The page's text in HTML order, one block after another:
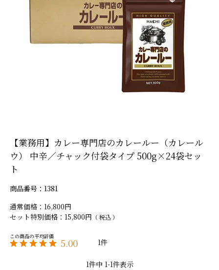
【業務用】カレー専門店のカレールー（カレール
ウ） 中辛／チャック付袋タイプ 500g×24袋セッ
ト
商品番号
1381
通常価格
16,800
セット特別価格
15,800 税込
5.00 1
1件中 1-1件表示